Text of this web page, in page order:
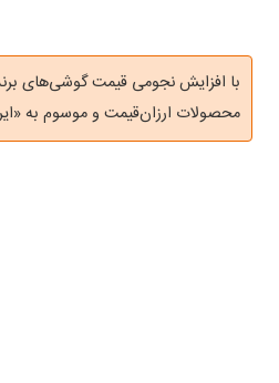
با افزایش نجومی قیمت گوشی‌های
محصولات ارزان‌قیمت و موسوم به